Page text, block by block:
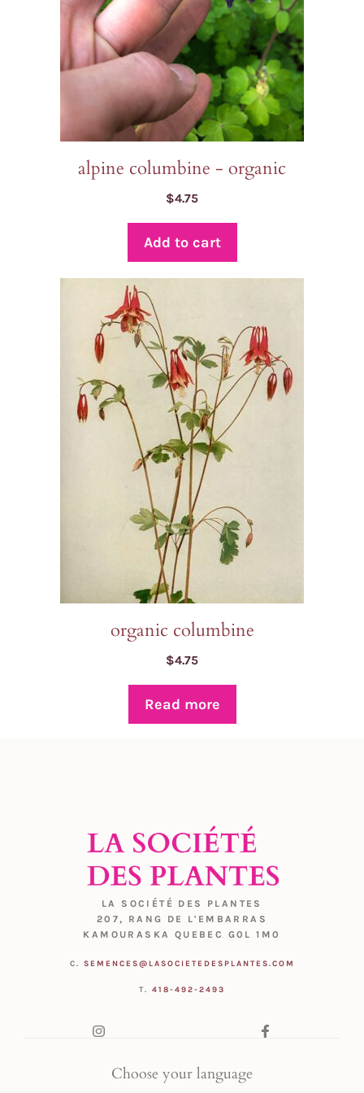
alpine columbine - organic
$4.75
Add to cart
organic columbine
$4.75
Read more
LA SOCIÉTÉ DES PLANTES
207, RANG DE L'EMBARRAS
KAMOURASKA QUEBEC G0L 1M0
C. SEMENCES@LASOCIETEDESPLANTES.COM
T. 418-492-2493
Choose your language